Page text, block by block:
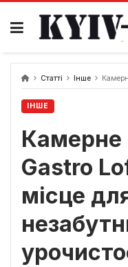
Перейти
вмісту
Статті Інше Камерне
ІНШЕ
Камерне
Gastro
місце